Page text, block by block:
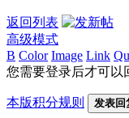
返回列表
高级模式
B Color Image Link
您需要登录后才可以
本版积分规则 发表回